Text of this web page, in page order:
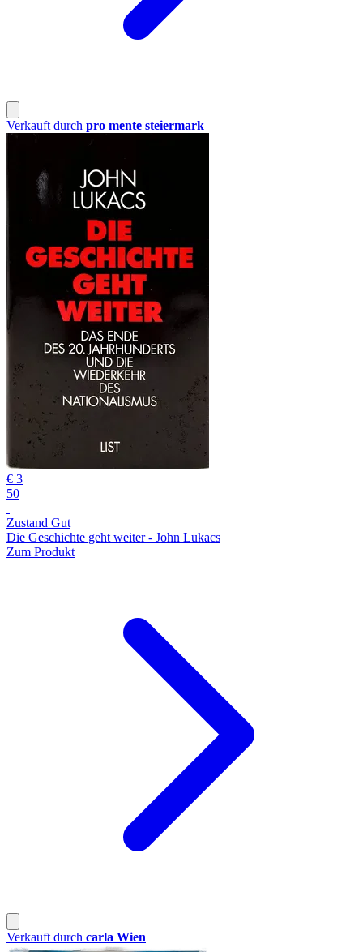
Verkauft durch pro mente steiermark
€ 3
50
Zustand Gut
Die Geschichte geht weiter - John Lukacs
Zum Produkt
Verkauft durch carla Wien